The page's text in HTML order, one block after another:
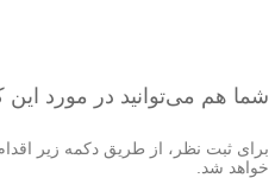
شما هم می‌توانید در مورد این
برای ثبت نظر، از طریق دکمه زیر
خواهد شد.